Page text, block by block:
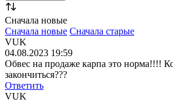
Сначала новые
Сначала новые Сначала старые
VUK
04.08.2023 19:59
Обвес на продаже карпа это норма!!!!
закончиться???
Ответить
VUK